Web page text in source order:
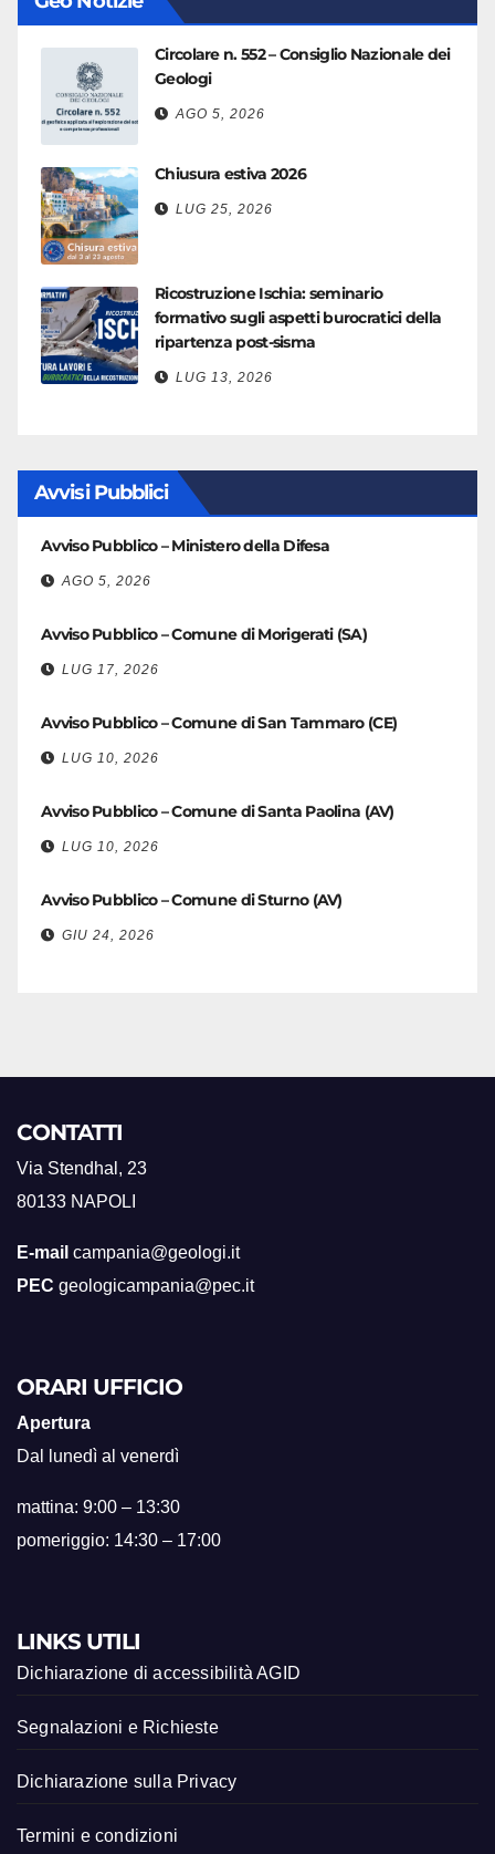
Circolare n. 552 – Consiglio Nazionale dei
Geologi
AGO 5, 2026
Chiusura estiva 2026
LUG 25, 2026
Ricostruzione Ischia: seminario
formativo sugli aspetti burocratici della
ripartenza post-sisma
LUG 13, 2026
Avvisi Pubblici
Avviso Pubblico – Ministero della Difesa
AGO 5, 2026
Avviso Pubblico – Comune di Morigerati (SA)
LUG 17, 2026
Avviso Pubblico – Comune di San Tammaro (CE)
LUG 10, 2026
Avviso Pubblico – Comune di Santa Paolina (AV)
LUG 10, 2026
Avviso Pubblico – Comune di Sturno (AV)
GIU 24, 2026
CONTATTI
Via Stendhal, 23
80133 NAPOLI
E-mail campania@geologi.it
PEC geologicampania@pec.it
ORARI UFFICIO
Apertura
Dal lunedì al venerdì
mattina: 9:00 – 13:30
pomeriggio: 14:30 – 17:00
LINKS UTILI
Dichiarazione di accessibilità AGID
Segnalazioni e Richieste
Dichiarazione sulla Privacy
Termini e condizioni